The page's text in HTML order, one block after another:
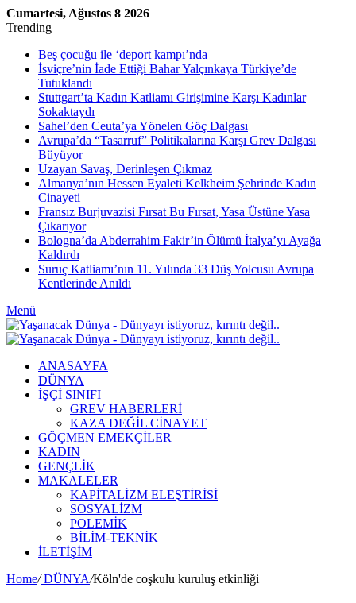
Cumartesi, Ağustos 8 2026
Trending
Beş çocuğu ile ‘deport kampı’nda
İsviçre’nin İade Ettiği Bahar Yalçınkaya Türkiye’de
Tutuklandı
Stuttgart’ta Kadın Katliamı Girişimine Karşı Kadınlar
Sokaktaydı
Sahel’den Ceuta’ya Yönelen Göç Dalgası
Avrupa’da “Tasarruf” Politikalarına Karşı Grev Dalgası
Büyüyor
Uzayan Savaş, Derinleşen Çıkmaz
Almanya’nın Hessen Eyaleti Kelkheim Şehrinde Kadın
Cinayeti
Fransız Burjuvazisi Fırsat Bu Fırsat, Yasa Üstüne Yasa
Çıkarıyor
Bologna’da Abderrahim Fakir’in Ölümü İtalya’yı Ayağa
Kaldırdı
Suruç Katliamı’nın 11. Yılında 33 Düş Yolcusu Avrupa
Kentlerinde Anıldı
Menü
ANASAYFA
DÜNYA
İŞÇİ SINIFI
GREV HABERLERİ
KAZA DEĞİL CİNAYET
GÖÇMEN EMEKÇİLER
KADIN
GENÇLİK
MAKALELER
KAPİTALİZM ELEŞTİRİSİ
SOSYALİZM
POLEMİK
BİLİM-TEKNİK
ILETIŞIM
Home/DÜNYA/Köln'de coşkulu kuruluş etkinliği